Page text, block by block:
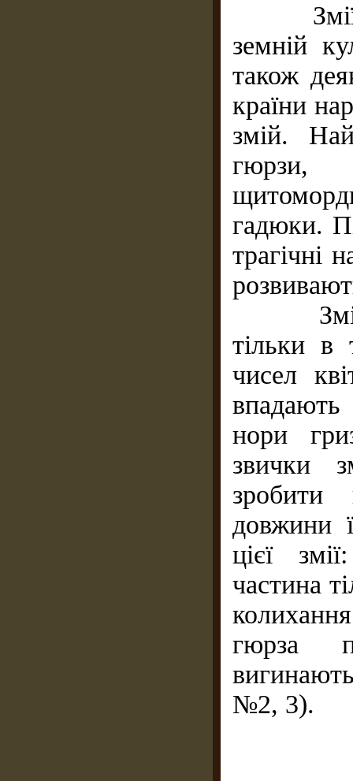
Змії
земній
також
країни
змій.
гадюки.
трагічні
Змії
тільки в
чисел
нори
звички
зробити
довжини
цієї
частина
гюрза
№2, 3).